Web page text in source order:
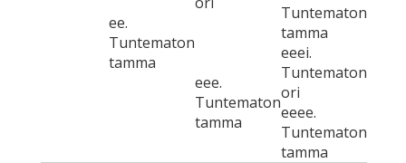
ee.
Tuntematon
tamma
Tuntematon
tamma
eee.
Tuntematon
tamma
eeei.
Tuntematon
ori
eeee.
Tuntematon
tamma